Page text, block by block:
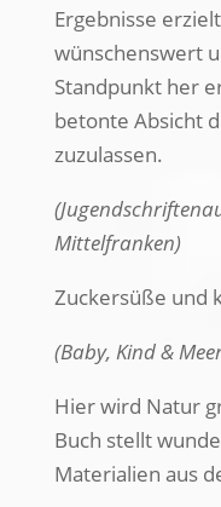
Ergebnisse
wünschenswert
Standpunkt her
betonte Absicht
zuzulassen.
Mittelfranken)
Zuckersüße und
(Baby, Kind &
Hier wird Natur
Buch stellt
Materialien aus